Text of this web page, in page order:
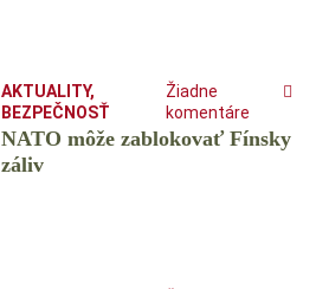
AKTUALITY,
BEZPEČNOSŤ
Žiadne
komentáre
NATO môže zablokovať Fínsky
záliv